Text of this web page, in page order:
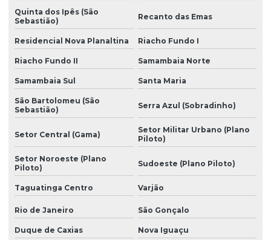
Reforma comercial
Reforma de fachada
Reforma de fachada comercial
Reforma fachada condomínio
Reforma de fachada predial
Reforma de fachada residencial
Reforma predial
Reformas construção civil
Reformas em geral
Reformas de imóveis
Quinta dos Ipês (São
Sebastião)
Recanto das Emas
Residencial Nova Planaltina Riacho Fundo I
Riacho Fundo II Samambaia Norte
Samambaia Sul Santa Maria
São Bartolomeu (São
Sebastião)
Serra Azul (Sobradinho)
Setor Central (Gama)
Setor Militar Urbano (Plano
Piloto)
Setor Noroeste (Plano
Piloto)
Sudoeste (Plano Piloto)
Taguatinga Centro Varjão
Rio de Janeiro São Gonçalo
Duque de Caxias Nova Iguaçu